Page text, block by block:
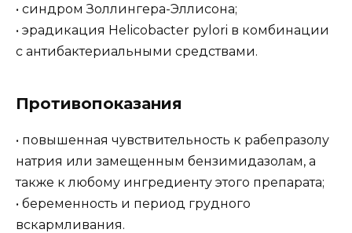
• синдром Золлингера-Эллисона;
• эрадикация Helicobacter pylori в комбинации
с антибактериальными средствами.
Противопоказания
• повышенная чувствительность к рабепразолу
натрия или замещенным бензимидазолам, а
также к любому ингредиенту этого препарата;
• беременность и период грудного
вскармливания.